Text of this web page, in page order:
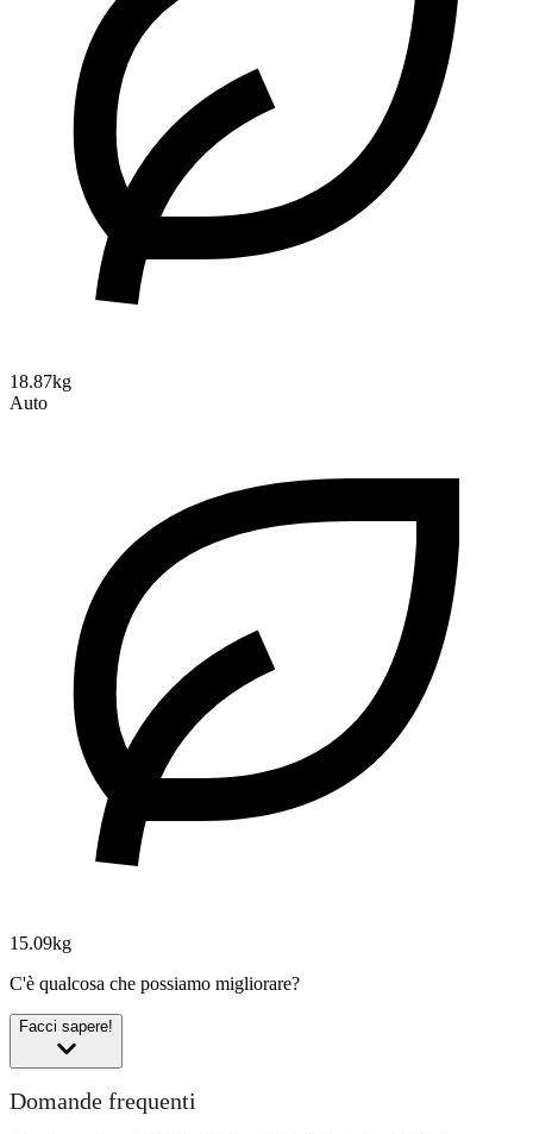
18.87kg
Auto
15.09kg
C'è qualcosa che possiamo migliorare?
Facci sapere!
Domande frequenti